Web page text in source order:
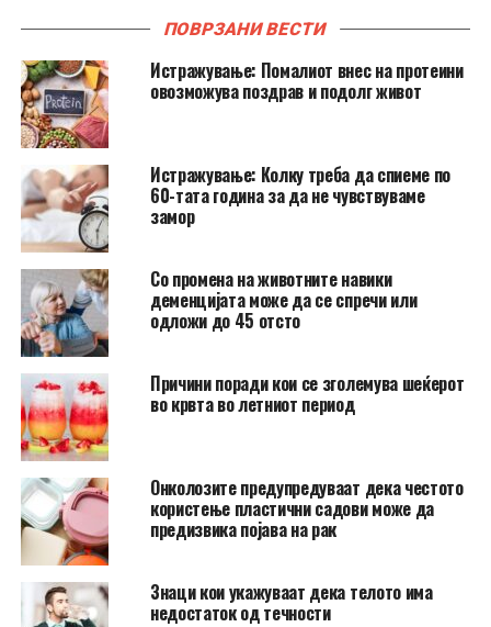
ПОВРЗАНИ ВЕСТИ
Истражување: Помалиот внес на протеини
овозможува поздрав и подолг живот
Истражување: Колку треба да спиеме по
60-тата година за да не чувствуваме
замор
Со промена на животните навики
деменцијата може да се спречи или
одложи до 45 отсто
Причини поради кои се зголемува шеќерот
во крвта во летниот период
Онколозите предупредуваат дека честото
користење пластични садови може да
предизвика појава на рак
Знаци кои укажуваат дека телото има
недостаток од течности